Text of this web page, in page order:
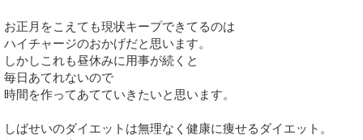
お正月をこえても現状キープできてるのは
ハイチャージのおかげだと思います。
しかしこれも昼休みに用事が続くと
毎日あてれないので
時間を作ってあてていきたいと思います。
しばせいのダイエットは無理なく健康に痩せるダイエット。